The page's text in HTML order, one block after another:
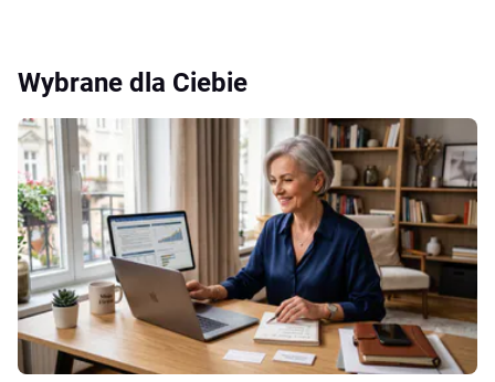
Wybrane dla Ciebie